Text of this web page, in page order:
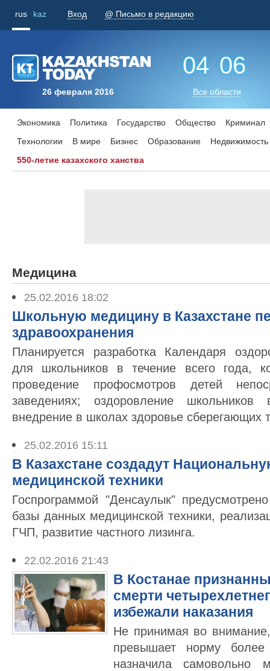
rus kaz Вход @ Письмо в редакцию
26 февраля 2016
04:06
Все области
Экономика Политика Государство Общество
Криминал
Технологии
В мире Бизнес Образование
Недвижимость
550-летие казахского ханства
Медицина
25.02.2016 18:02
Школьную медицину в Казахстане
здравоохранения
Планируется разработка Календаря
для школьников в течение всего года,
проведение профосмотров детей
заведениях; оздоровление
внедрение в школах здоровье сберегающих
25.02.2016 15:11
В Казахстане создадут
медицинской техники
Госпрограммой "Денсаулык"
базы данных медицинской техники,
ГЧП, развитие частного лизинга.
22.02.2016 21:43
В Костанае
смерти
избежали наказания
Не принимая во
превышает норму
назначила самовольно